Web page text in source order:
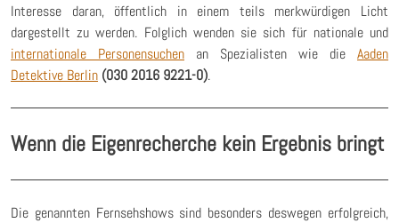
Interesse daran, öffentlich in einem teils merkwürdigen Licht
dargestellt zu werden. Folglich wenden sie sich für nationale und
internationale Personensuchen an Spezialisten wie die Aaden
Detektive Berlin (030 2016 9221-0).
Wenn die Eigenrecherche kein Ergebnis bringt
Die genannten Fernsehshows sind besonders deswegen erfolgreich,